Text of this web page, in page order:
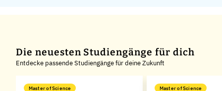
Die neuesten Studiengänge für dich
Entdecke passende Studiengänge für deine Zukunft
Master of Science Master of Science